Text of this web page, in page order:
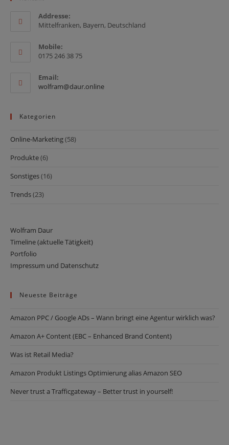
Addresse:
Mittelfranken, Bayern, Deutschland
Mobile:
0175 246 38 75
Email:
wolfram@daur.onlineOpens
Kategorien
Online-Marketing(58)
Produkte(6)
Sonstiges(16)
Trends(23)
Wolfram Daur
Timeline (aktuelle Tätigkeit)
Portfolio
Impressum und Datenschutz
Neueste Beiträge
Amazon PPC / Google ADs – Wann bringt eine Agentur wirklich was?
Amazon ­­­A+ Content (EBC – Enhanced Brand Content)
Was ist Retail Media?
Amazon Produkt Listings Optimierung alias Amazon SEO
Never trust a Trafficgateway – Better trust in yourself!